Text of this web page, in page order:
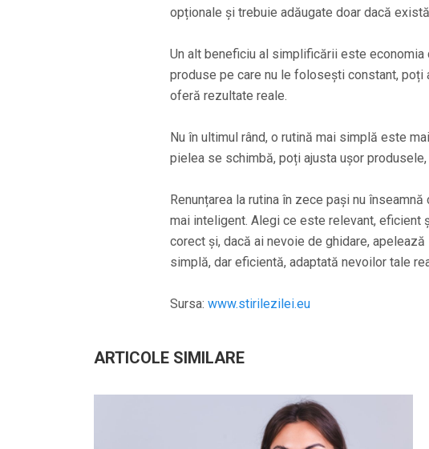
opționale și trebuie adăugate doar dacă
Un alt beneficiu al simplificării este
produse pe care nu le folosești constant,
oferă rezultate reale.
Nu în ultimul rând, o rutină mai simplă este
pielea se schimbă, poți ajusta ușor
Renunțarea la rutina în zece pași nu
mai inteligent. Alegi ce este relevant, eficient
corect și, dacă ai nevoie de ghidare,
simplă, dar eficientă, adaptată nevoilor tale
Sursa: www.stirilezilei.eu
ARTICOLE SIMILARE